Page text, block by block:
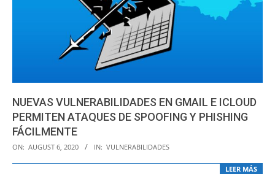
NUEVAS VULNERABILIDADES EN GMAIL E ICLOUD
PERMITEN ATAQUES DE SPOOFING Y PHISHING
FÁCILMENTE
2020-
ON: AUGUST 6, 2020 IN: VULNERABILIDADES
LEER MÁS